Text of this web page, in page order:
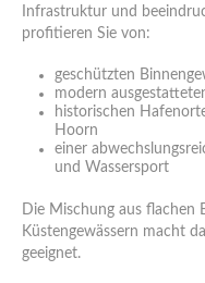
Infrastruktur und
profitieren Sie von:
geschützten
modern
historischen
Hoorn
einer
und Wassersport
Die Mischung aus flachen
Küstengewässern macht
geeignet.